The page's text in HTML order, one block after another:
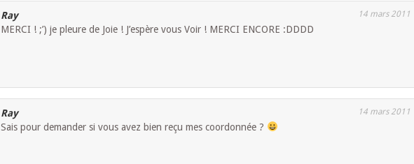
Ray 14 mars 2011
MERCI ! ;’) je pleure de Joie ! J’espère vous Voir ! MERCI ENCORE :DDDD
Ray 14 mars 2011
Sais pour demander si vous avez bien reçu mes coordonnée ?